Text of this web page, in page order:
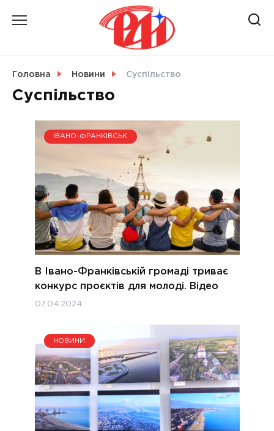
СВІТ
УКРАЇНА
Головна Новини Суспільство
Суспільство
ІВАНО-ФРАНКІВСЬК
В Івано-Франківській громаді триває
конкурс проєктів для молоді. Відео
07.04.2024
НОВИНИ